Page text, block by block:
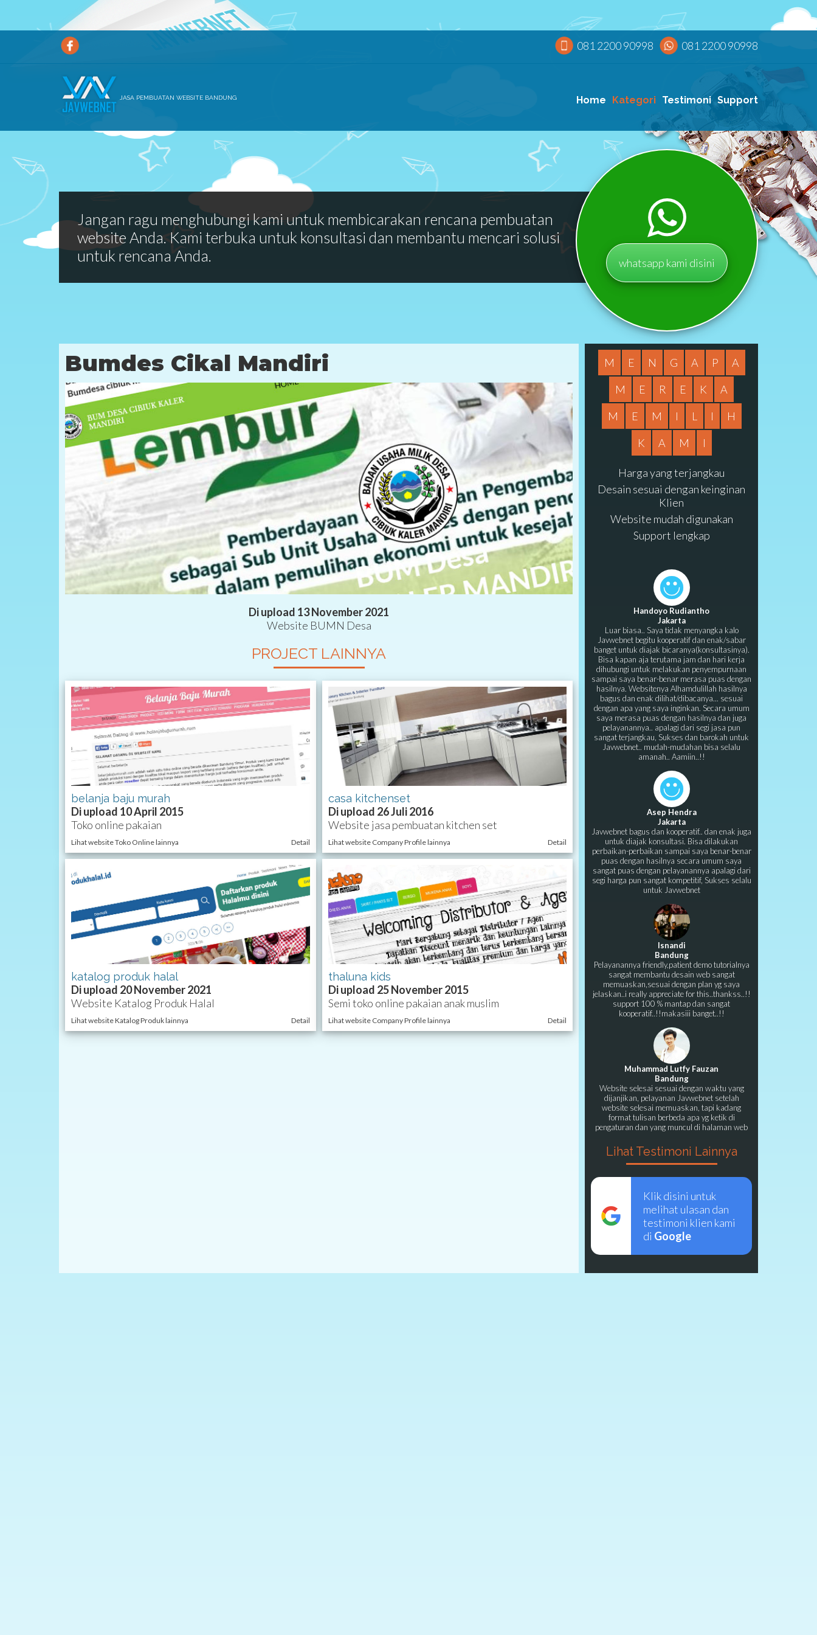
081 2200 90998 081 2200 90998
JASA PEMBUATAN WEBSITE BANDUNG Home Kategori Testimoni Support
Jangan ragu menghubungi kami untuk membicarakan rencana pembuatan
website Anda. Kami terbuka untuk konsultasi dan membantu mencari solusi
untuk rencana Anda.
whatsapp kami disini
Bumdes Cikal Mandiri
Di upload 13 November 2021
Website BUMN Desa
PROJECT LAINNYA
belanja baju murah
Di upload 10 April 2015
Toko online pakaian
Lihat website Toko Online lainnya Detail
casa kitchenset
Di upload 26 Juli 2016
Website jasa pembuatan kitchen set
Lihat website Company Profile lainnya Detail
katalog produk halal
Di upload 20 November 2021
Website Katalog Produk Halal
Lihat website Katalog Produk lainnya Detail
thaluna kids
Di upload 25 November 2015
Semi toko online pakaian anak muslim
Lihat website Company Profile lainnya Detail
M E N G A P
A
M
E R E K
A
M
E M I L I
H
K
A M I
Harga yang terjangkau
Desain sesuai dengan keinginan
Klien
Website mudah digunakan
Support lengkap
Handoyo Rudiantho
Jakarta
Luar biasa.. Saya tidak menyangka kalo
Javwebnet begitu kooperatif dan enak/sabar
banget untuk diajak bicaranya(konsultasinya).
Bisa kapan aja terutama jam dan hari kerja
dihubungi untuk melakukan penyempurnaan
sampai saya benar-benar merasa puas dengan
hasilnya. Websitenya Alhamdulillah hasilnya
bagus dan enak dilihat/dibacanya... sesuai
dengan apa yang saya inginkan. Secara umum
saya merasa puas dengan hasilnya dan juga
pelayanannya.. apalagi dari segi jasa pun
sangat terjangkau, Sukses dan barokah untuk
Javwebnet.. mudah-mudahan bisa selalu
amanah.. Aamiin..!!
Asep Hendra
Jakarta
Javwebnet bagus dan kooperatif.. dan enak juga
untuk diajak konsultasi. Bisa dilakukan
perbaikan-perbaikan sampai saya benar-benar
puas dengan hasilnya secara umum saya
sangat puas dengan pelayanannya apalagi dari
segi harga pun sangat kompetitif, Sukses selalu
untuk Javwebnet
Isnandi
Bandung
Pelayanannya friendly,patient demo tutorialnya
sangat membantu desain web sangat
memuaskan,sesuai dengan plan yg saya
jelaskan..i really appreciate for this..thankss..!!
support 100 % mantap dan sangat
kooperatif..!!makasiii banget..!!
Muhammad Lutfy Fauzan
Bandung
Website selesai sesuai dengan waktu yang
dijanjikan, pelayanan Javwebnet setelah
website selesai memuaskan, tapi kadang
format tulisan berbeda apa yg ketik di
pengaturan dan yang muncul di halaman web
Lihat Testimoni Lainnya
Klik disini untuk
melihat ulasan dan
testimoni klien kami
di Google